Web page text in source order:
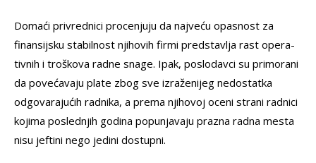
Domaći privrednici procenjuju da najveću opasnost za
finansijsku stabilnost njihovih firmi predstavlja rast opera-
tivnih i troškova radne snage. Ipak, poslodavci su primorani
da povećavaju plate zbog sve izraženijeg nedostatka
odgovarajućih radnika, a prema njihovoj oceni strani radnici
kojima poslednjih godina popunjavaju prazna radna mesta
nisu jeftini nego jedini dostupni.